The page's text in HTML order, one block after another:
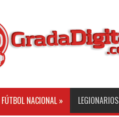
FÚTBOL NACIONAL » LEGIONARIOS